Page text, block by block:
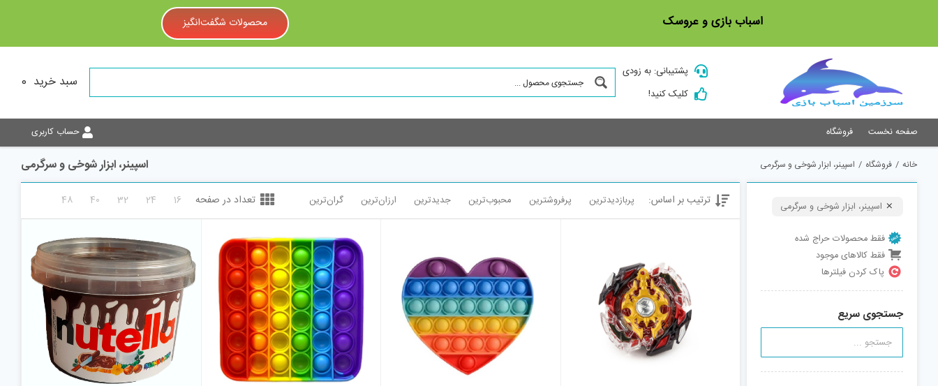
اسباب بازی و عروسک محصولات شگفت‌انگیز
پشتیبانی: به زودی
کلیک کنید!
سبد خرید 0
صفحه نخست فروشگاه حساب کاربری
اسپینر، ابزار شوخی و سرگرمی خانه / فروشگاه / اسپینر، ابزار شوخی و سرگرمی
ترتیب بر اساس: پربازدیدترین پرفروشترین محبوب‌ترین جدیدترین ارزان‌ترین گران‌ترین تعداد در صفحه 16
24
32
40
48 اسپینر، ابزار شوخی و سرگرمی
فقط محصولات حراج شده
فقط کالاهای موجود
پاک کردن فیلترها
جستجوی سریع